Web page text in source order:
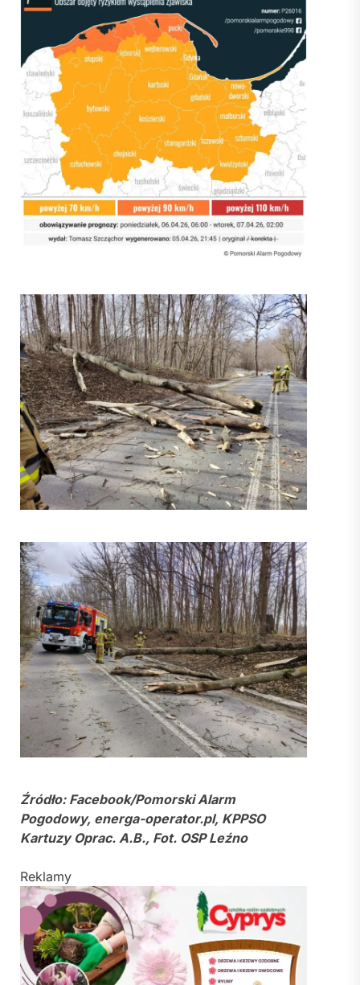
Źródło: Facebook/Pomorski Alarm
Pogodowy, energa-operator.pl, KPPSO
Kartuzy Oprac. A.B., Fot. OSP Leźno
Reklamy